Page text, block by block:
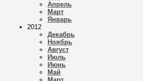
Апрель
Март
Январь
2012
Декабрь
Ноябрь
Август
Июль
Июнь
Май